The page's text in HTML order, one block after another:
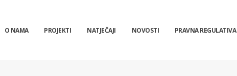
O NAMA PROJEKTI NATJEČAJI NOVOSTI PRAVNA REGULATIVA